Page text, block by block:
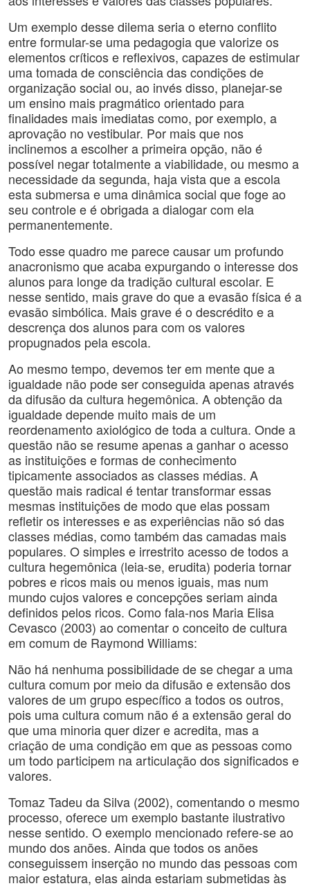
Um exemplo desse dilema seria o eterno conflito
entre formular-se uma pedagogia que valorize os
elementos críticos e reflexivos, capazes de estimular
uma tomada de consciência das condições de
organização social ou, ao invés disso, planejar-se
um ensino mais pragmático orientado para
finalidades mais imediatas como, por exemplo, a
aprovação no vestibular. Por mais que nos
inclinemos a escolher a primeira opção, não é
possível negar totalmente a viabilidade, ou mesmo a
necessidade da segunda, haja vista que a escola
esta submersa e uma dinâmica social que foge ao
seu controle e é obrigada a dialogar com ela
permanentemente.
Todo esse quadro me parece causar um profundo
anacronismo que acaba expurgando o interesse dos
alunos para longe da tradição cultural escolar. E
nesse sentido, mais grave do que a evasão física é a
evasão simbólica. Mais grave é o descrédito e a
descrença dos alunos para com os valores
propugnados pela escola.
Ao mesmo tempo, devemos ter em mente que a
igualdade não pode ser conseguida apenas através
da difusão da cultura hegemônica. A obtenção da
igualdade depende muito mais de um
reordenamento axiológico de toda a cultura. Onde a
questão não se resume apenas a ganhar o acesso
as instituições e formas de conhecimento
tipicamente associados as classes médias. A
questão mais radical é tentar transformar essas
mesmas instituições de modo que elas possam
refletir os interesses e as experiências não só das
classes médias, como também das camadas mais
populares. O simples e irrestrito acesso de todos a
cultura hegemônica (leia-se, erudita) poderia tornar
pobres e ricos mais ou menos iguais, mas num
mundo cujos valores e concepções seriam ainda
definidos pelos ricos. Como fala-nos Maria Elisa
Cevasco (2003) ao comentar o conceito de cultura
em comum de Raymond Williams:
Não há nenhuma possibilidade de se chegar a uma
cultura comum por meio da difusão e extensão dos
valores de um grupo específico a todos os outros,
pois uma cultura comum não é a extensão geral do
que uma minoria quer dizer e acredita, mas a
criação de uma condição em que as pessoas como
um todo participem na articulação dos significados e
valores.
Tomaz Tadeu da Silva (2002), comentando o mesmo
processo, oferece um exemplo bastante ilustrativo
nesse sentido. O exemplo mencionado refere-se ao
mundo dos anões. Ainda que todos os anões
conseguissem inserção no mundo das pessoas com
maior estatura, elas ainda estariam submetidas às